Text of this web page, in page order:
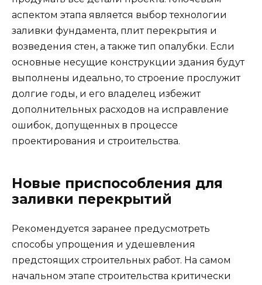
аспектом этапа является выбор технологии
заливки фундамента, плит перекрытия и
возведения стен, а также тип опалубки. Если
основные несущие конструкции здания будут
выполнены идеально, то строение прослужит
долгие годы, и его владелец избежит
дополнительных расходов на исправление
ошибок, допущенных в процессе
проектирования и строительства.
Новые приспособления для
заливки перекрытий
Рекомендуется заранее предусмотреть
способы упрощения и удешевления
предстоящих строительных работ. На самом
начальном этапе строительства критически